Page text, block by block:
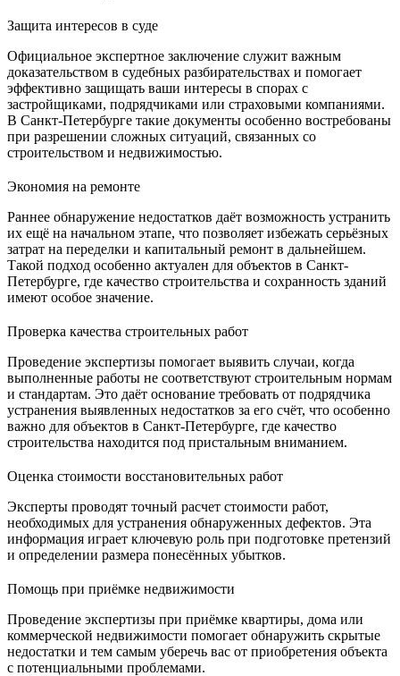
Защита интересов в суде
Официальное экспертное заключение служит важным
доказательством в судебных разбирательствах и помогает
эффективно защищать ваши интересы в спорах с
застройщиками, подрядчиками или страховыми компаниями.
В Санкт-Петербурге такие документы особенно востребованы
при разрешении сложных ситуаций, связанных со
строительством и недвижимостью.
Экономия на ремонте
Раннее обнаружение недостатков даёт возможность устранить
их ещё на начальном этапе, что позволяет избежать серьёзных
затрат на переделки и капитальный ремонт в дальнейшем.
Такой подход особенно актуален для объектов в Санкт-
Петербурге, где качество строительства и сохранность зданий
имеют особое значение.
Проверка качества строительных работ
Проведение экспертизы помогает выявить случаи, когда
выполненные работы не соответствуют строительным нормам
и стандартам. Это даёт основание требовать от подрядчика
устранения выявленных недостатков за его счёт, что особенно
важно для объектов в Санкт-Петербурге, где качество
строительства находится под пристальным вниманием.
Оценка стоимости восстановительных работ
Эксперты проводят точный расчет стоимости работ,
необходимых для устранения обнаруженных дефектов. Эта
информация играет ключевую роль при подготовке претензий
и определении размера понесённых убытков.
Помощь при приёмке недвижимости
Проведение экспертизы при приёмке квартиры, дома или
коммерческой недвижимости помогает обнаружить скрытые
недостатки и тем самым уберечь вас от приобретения объекта
с потенциальными проблемами.